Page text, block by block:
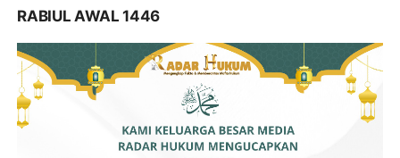
RABIUL AWAL 1446